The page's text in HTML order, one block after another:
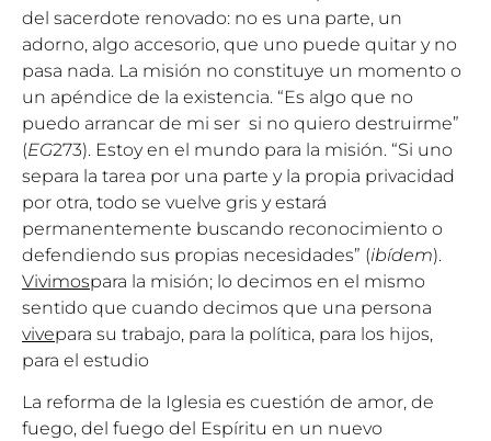
del sacerdote renovado: no es una parte, un
adorno, algo accesorio, que uno puede quitar y no
pasa nada. La misión no constituye un momento o
un apéndice de la existencia. “Es algo que no
puedo arrancar de mi ser si no quiero destruirme”
(EG273). Estoy en el mundo para la misión. “Si uno
separa la tarea por una parte y la propia privacidad
por otra, todo se vuelve gris y estará
permanentemente buscando reconocimiento o
defendiendo sus propias necesidades” (ibídem).
Vivimospara la misión; lo decimos en el mismo
sentido que cuando decimos que una persona
vivepara su trabajo, para la política, para los hijos,
para el estudio
La reforma de la Iglesia es cuestión de amor, de
fuego, del fuego del Espíritu en un nuevo